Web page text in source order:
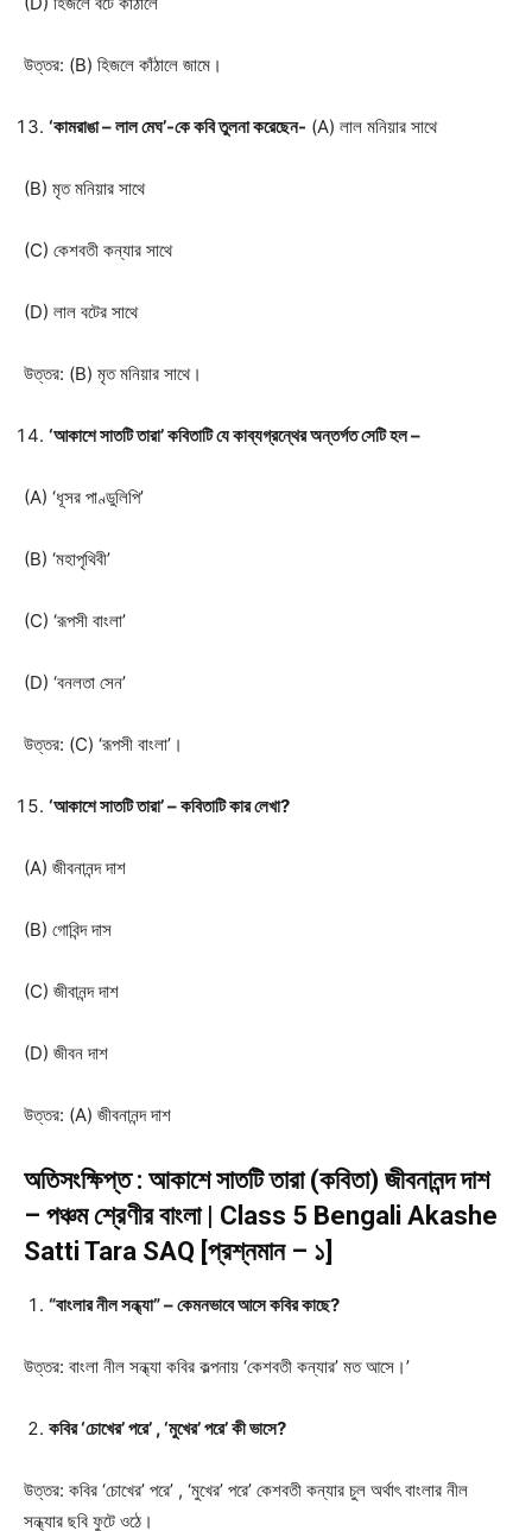
উত্তর: (B) হিজলে কাঁঠালে জামে।
‘কামরাঙা – লাল মেঘ’-কে কবি তুলনা করেছেন- (A) লাল মনিয়ার সাথে
(B) মৃত মনিয়ার সাথে
(C) কেশবতী কন্যার সাথে
(D) লাল বটের সাথে
উত্তর: (B) মৃত মনিয়ার সাথে।
‘আকাশে সাতটি তারা’ কবিতাটি যে কাব্যগ্রন্থের অন্তর্গত সেটি হল –
(A) ‘ধূসর পাণ্ডুলিপি’
(B) ‘মহাপৃথিবী’
(C) ‘রূপসী বাংলা’
(D) ‘বনলতা সেন’
উত্তর: (C) ‘রূপসী বাংলা’।
‘আকাশে সাতটি তারা’ – কবিতাটি কার লেখা?
(A) জীবনানন্দ দাশ
(B) গোবিন্দ দাস
(C) জীবানন্দ দাশ
(D) জীবন দাশ
উত্তর: (A) জীবনানন্দ দাশ
অতিসংক্ষিপ্ত : আকাশে সাতটি তারা (কবিতা) জীবনানন্দ দাশ
– পঞ্চম শ্রেণীর বাংলা | Class 5 Bengali Akashe
Satti Tara SAQ [প্রশ্নমান – ১]
“বাংলার নীল সন্ধ্যা” – কেমনভাবে আসে কবির কাছে?
উত্তর: বাংলা নীল সন্ধ্যা কবির কল্পনায় ‘কেশবতী কন্যার’ মত আসে।’
কবির ‘চোখের’ পরে’ , ‘মুখের’ পরে’ কী ভাসে?
উত্তর: কবির ‘চোখের’ পরে’ , ‘মুখের’ পরে’ কেশবতী কন্যার চুল অর্থাৎ বাংলার নীল
সন্ধ্যার ছবি ফুটে ওঠে।